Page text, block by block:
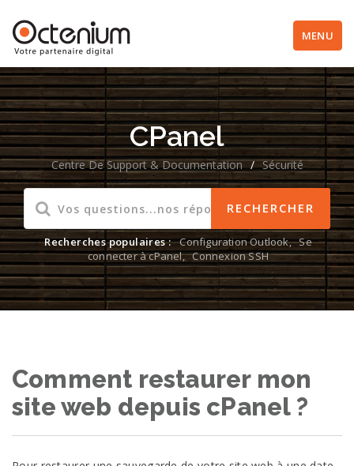
MENU
CPanel
Centre De Support & Documentation / Sécurité
Recherches populaires : Configuration Outlook, Se
connecter à cPanel, Connexion SSH
Comment restaurer mon
site web depuis cPanel ?